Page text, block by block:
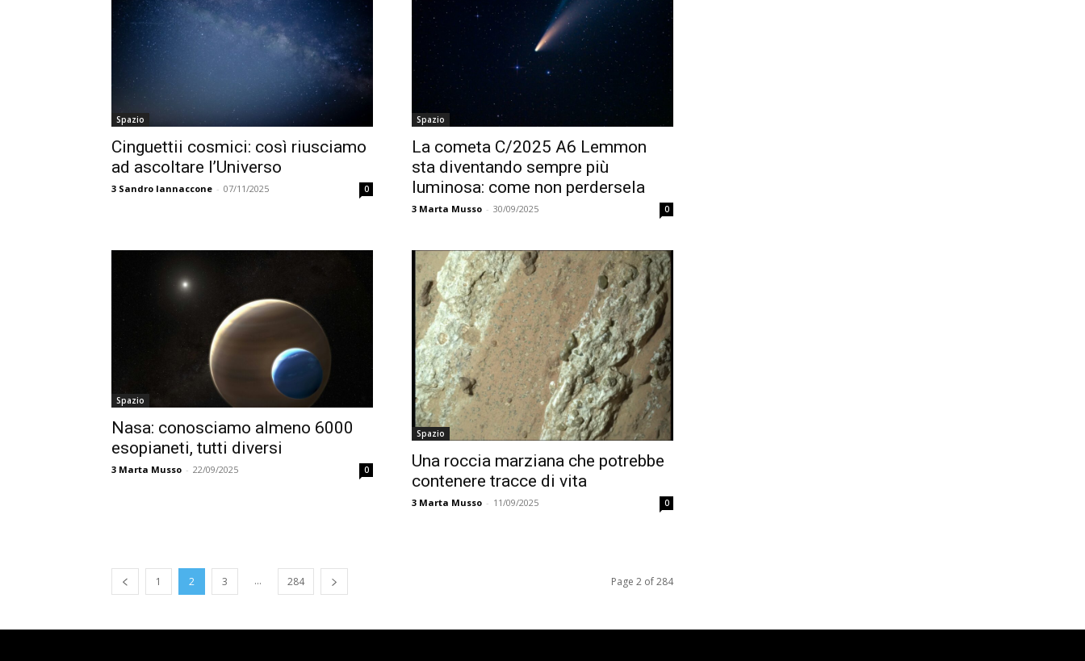
Spazio
Cinguettii cosmici: così riusciamo
ad ascoltare l’Universo
3 Sandro Iannaccone - 07/11/2025 0
Spazio
La cometa C/2025 A6 Lemmon
sta diventando sempre più
luminosa: come non perdersela
3 Marta Musso - 30/09/2025 0
Spazio
Nasa: conosciamo almeno 6000
esopianeti, tutti diversi
3 Marta Musso - 22/09/2025 0
Spazio
Una roccia marziana che potrebbe
contenere tracce di vita
3 Marta Musso - 11/09/2025 0
1 2 3 ... 284 Page 2 of 284